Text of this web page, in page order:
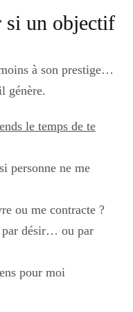
un objectif
à son prestige…
génère.
le temps de te
personne ne me
ou me contracte ?
par désir… ou par
pour moi